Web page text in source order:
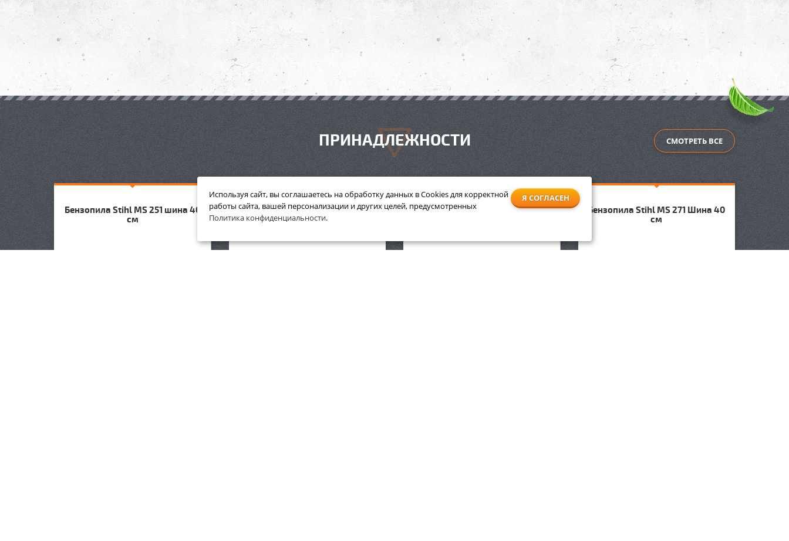
ПРИНАДЛЕЖНОСТИ СМОТРЕТЬ ВСЕ
Бензопила Stihl MS 251 шина 40
см
Бензопила Stihl MS 271 Шина 40
см
Бензопила Stihl MS 251 шина 40
Бензопила Stihl MS 271 Шина 40
см
Используя сайт, вы соглашаетесь на обработку данных в Cookies для корректной
работы сайта, вашей персонализации и других целей, предусмотренных
Политика конфиденциальности.
Я СОГЛАСЕН